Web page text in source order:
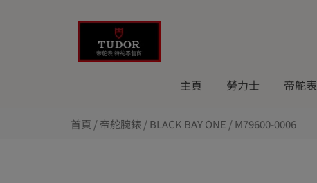
主頁 勞力士 帝舵表
首頁 /帝舵腕錶 /BLACK BAY ONE / M79600-0006